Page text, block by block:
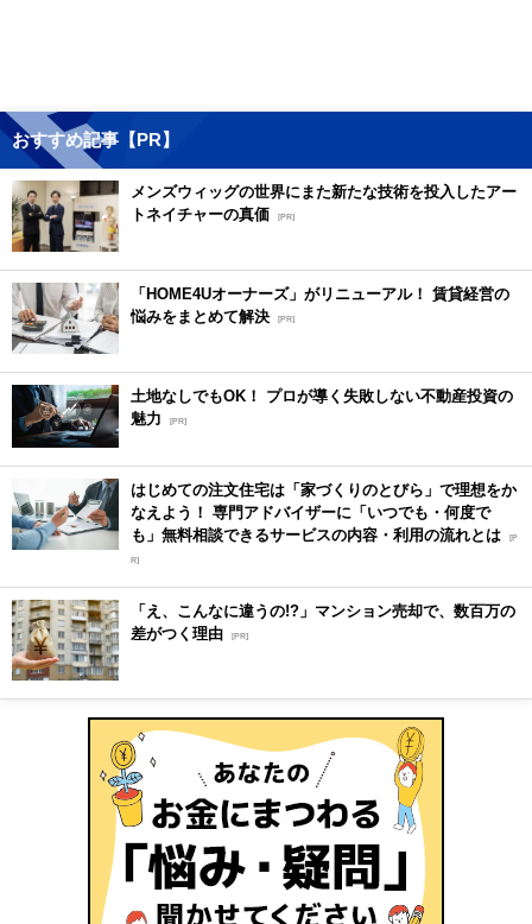
おすすめ記事【PR】
メンズウィッグの世界にまた新たな技術を投入したアー
トネイチャーの真価
[PR]
「HOME4Uオーナーズ」がリニューアル！ 賃貸経営の
悩みをまとめて解決 [PR]
土地なしでもOK！ プロが導く失敗しない不動産投資の
魅力
[PR]
はじめての注文住宅は「家づくりのとびら」で理想をか
なえよう！ 専門アドバイザーに「いつでも・何度で
も」無料相談できるサービスの内容・利用の流れとは [P
R]
「え、こんなに違うの!?」マンション売却で、数百万の
差がつく理由 [PR]